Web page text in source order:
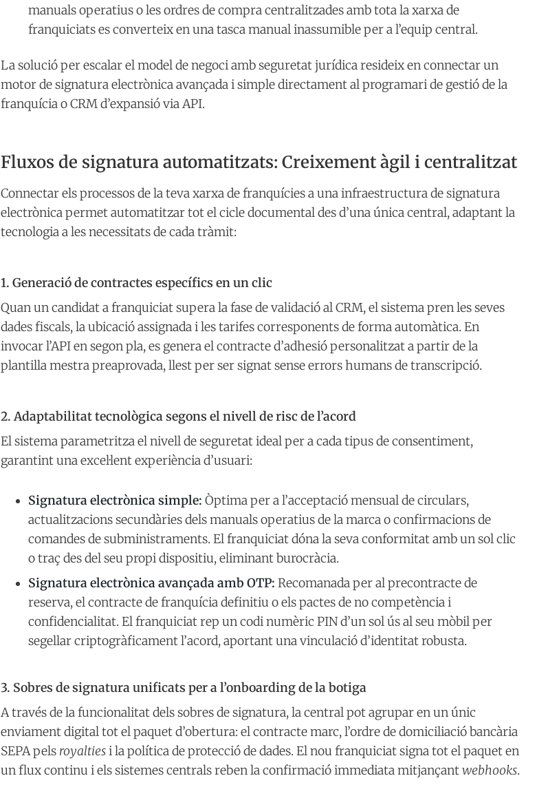
manuals operatius o les ordres de compra centralitzades amb tota la xarxa de
franquiciats es converteix en una tasca manual inassumible per a l’equip central.
La solució per escalar el model de negoci amb seguretat jurídica resideix en connectar un
motor de signatura electrònica avançada i simple directament al programari de gestió de la
franquícia o CRM d’expansió via API.
Fluxos de signatura automatitzats: Creixement àgil i centralitzat
Connectar els processos de la teva xarxa de franquícies a una infraestructura de signatura
electrònica permet automatitzar tot el cicle documental des d’una única central, adaptant la
tecnologia a les necessitats de cada tràmit:
1. Generació de contractes específics en un clic
Quan un candidat a franquiciat supera la fase de validació al CRM, el sistema pren les seves
dades fiscals, la ubicació assignada i les tarifes corresponents de forma automàtica. En
invocar l’API en segon pla, es genera el contracte d’adhesió personalitzat a partir de la
plantilla mestra preaprovada, llest per ser signat sense errors humans de transcripció.
2. Adaptabilitat tecnològica segons el nivell de risc de l’acord
El sistema parametritza el nivell de seguretat ideal per a cada tipus de consentiment,
garantint una excel·lent experiència d’usuari:
Signatura electrònica simple: Òptima per a l’acceptació mensual de circulars,
actualitzacions secundàries dels manuals operatius de la marca o confirmacions de
comandes de subministraments. El franquiciat dóna la seva conformitat amb un sol clic
o traç des del seu propi dispositiu, eliminant burocràcia.
Signatura electrònica avançada amb OTP: Recomanada per al precontracte de
reserva, el contracte de franquícia definitiu o els pactes de no competència i
confidencialitat. El franquiciat rep un codi numèric PIN d’un sol ús al seu mòbil per
segellar criptogràficament l’acord, aportant una vinculació d’identitat robusta.
3. Sobres de signatura unificats per a l’onboarding de la botiga
A través de la funcionalitat dels sobres de signatura, la central pot agrupar en un únic
enviament digital tot el paquet d’obertura: el contracte marc, l’ordre de domiciliació bancària
SEPA pels royaltiesi la política de protecció de dades. El nou franquiciat signa tot el paquet en
un flux continu i els sistemes centrals reben la confirmació immediata mitjançantwebhooks.